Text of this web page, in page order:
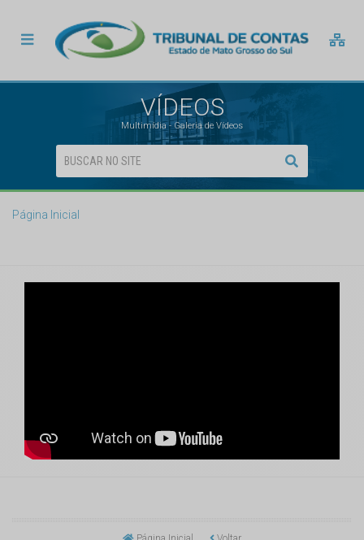
VÍDEOS
Multimídia - Galeria de Vídeos
Página Inicial